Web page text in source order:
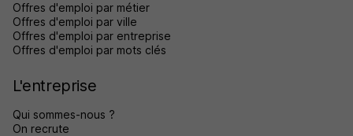
Offres d'emploi par métier
Offres d'emploi par ville
Offres d'emploi par entreprise
Offres d'emploi par mots clés
L'entreprise
Qui sommes-nous ?
On recrute